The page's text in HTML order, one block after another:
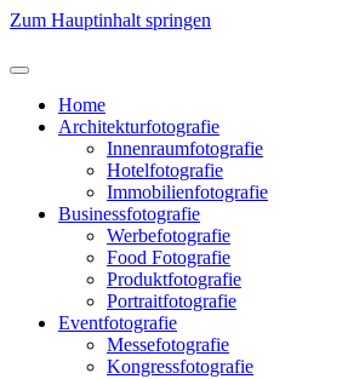
Zum Hauptinhalt springen
Home
Architekturfotografie
Innenraumfotografie
Hotelfotografie
Immobilienfotografie
Businessfotografie
Werbefotografie
Food Fotografie
Produktfotografie
Portraitfotografie
Eventfotografie
Messefotografie
Kongressfotografie